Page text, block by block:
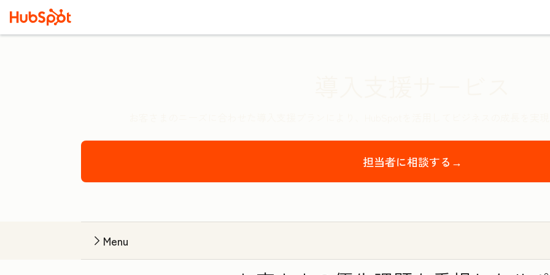
担当者に相談する→
Menu